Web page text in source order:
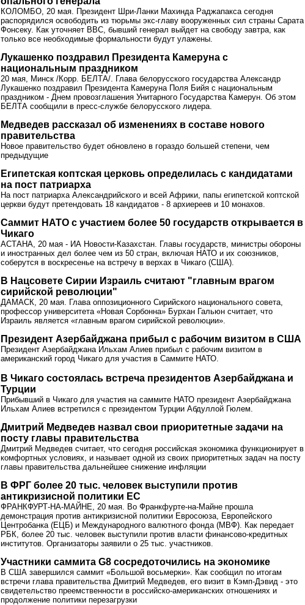
КОЛОМБО, 20 мая. Президент Шри-Ланки Махинда Раджапакса сегодня
распорядился освободить из тюрьмы экс-главу вооруженных сил страны Сарата
Фонсеку. Как уточняет BBC, бывший генерал выйдет на свободу завтра, как
только все необходимые формальности будут улажены.
Лукашенко поздравил Президента Камеруна с
национальным праздником
20 мая, Минск /Корр. БЕЛТА/. Глава белорусского государства Александр
Лукашенко поздравил Президента Камеруна Поля Бийя с национальным
праздником - Днем провозглашения Унитарного Государства Камерун. Об этом
БЕЛТА сообщили в пресс-службе белорусского лидера.
Медведев рассказал об изменениях в составе нового
правительства
Новое правительство будет обновлено в гораздо большей степени, чем
предыдущие
Египетская коптская церковь определилась с кандидатами
на пост патриарха
На пост патриарха Александрийского и всей Африки, папы египетской коптской
церкви будут претендовать 18 кандидатов - 8 архиереев и 10 монахов.
Саммит НАТО с участием более 50 государств открывается в
Чикаго
АСТАНА, 20 мая - ИА Новости-Казахстан. Главы государств, министры обороны
и иностранных дел более чем из 50 стран, включая НАТО и их союзников,
соберутся в воскресенье на встречу в верхах в Чикаго (США).
В Нацсовете Сирии Израиль считают "главным врагом
сирийской революции"
ДАМАСК, 20 мая. Глава оппозиционного Сирийского национального совета,
профессор университета «Новая Сорбонна» Бурхан Гальюн считает, что
Израиль является «главным врагом сирийской революции».
Президент Азербайджана прибыл с рабочим визитом в США
Президент Азербайджана Ильхам Алиев прибыл с рабочим визитом в
американский город Чикаго для участия в Саммите НАТО.
В Чикаго состоялась встреча президентов Азербайджана и
Турции
Прибывший в Чикаго для участия на саммите НАТО президент Азербайджана
Ильхам Алиев встретился с президентом Турции Абдуллой Гюлем.
Дмитрий Медведев назвал свои приоритетные задачи на
посту главы правительства
Дмитрий Медведев считает, что сегодня российская экономика функционирует в
комфортных условиях, и называет одной из своих приоритетных задач на посту
главы правительства дальнейшее снижение инфляции
В ФРГ более 20 тыс. человек выступили против
антикризисной политики ЕС
ФРАНКФУРТ-НА-МАЙНЕ, 20 мая. Во Франкфурте-на-Майне прошла
демонстрация против антикризисной политики Евросоюза, Европейского
Центробанка (ЕЦБ) и Международного валютного фонда (МВФ). Как передает
РБК, более 20 тыс. человек выступили против власти финансово-кредитных
институтов. Организаторы заявили о 25 тыс. участников.
Участники саммита G8 сосредоточились на экономике
В США завершился саммит «Большой восьмерки». Как сообщил по итогам
встречи глава правительства Дмитрий Медведев, его визит в Кэмп-Дэвид - это
свидетельство преемственности в российско-американских отношениях и
продолжение политики перезагрузки